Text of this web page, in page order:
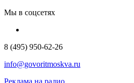
Мы в соцсетях
8 (495) 950-62-26
info@govoritmoskva.ru
Реклама на радио